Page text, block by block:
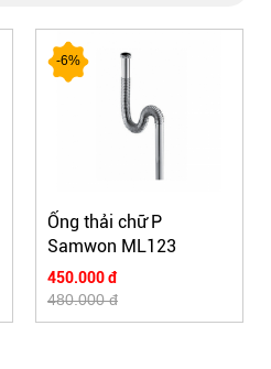
-6%
Ống thải chữ P
Samwon ML123
450.000 đ
480.000 đ